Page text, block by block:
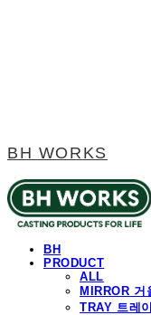
BH WORKS
BH
PRODUCT
ALL
MIRROR 거
TRAY 트레이